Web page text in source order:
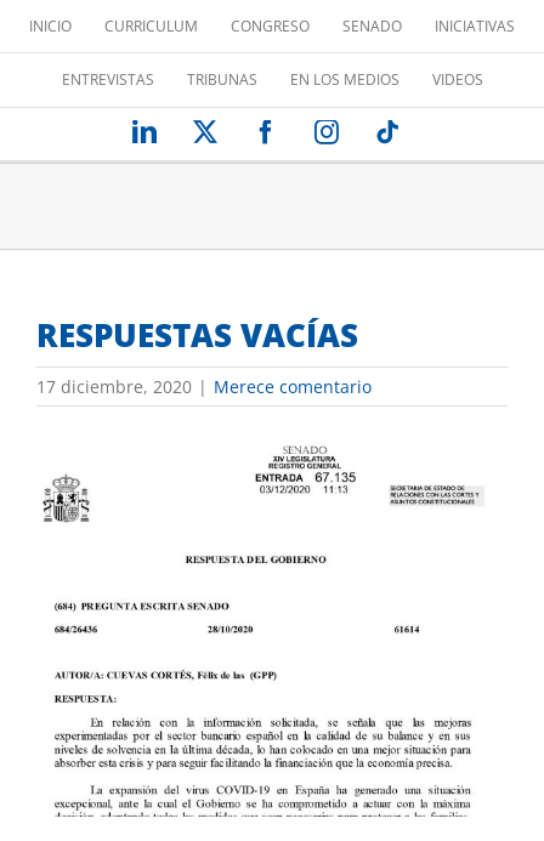
contenido
INICIO CURRICULUM CONGRESO SENADO INICIATIVAS
ENTREVISTAS TRIBUNAS EN LOS MEDIOS VIDEOS
LinkedIn FacebookInstagram
RESPUESTAS VACÍAS
17 diciembre, 2020 | Merece comentario
imagen
más